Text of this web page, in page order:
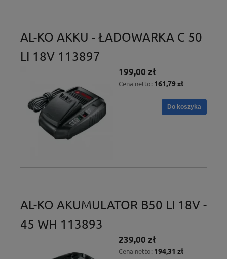
AL-KO AKKU - ŁADOWARKA C 50
LI 18V 113897
199,00 zł
Cena netto: 161,79 zł
Do koszyka
AL-KO AKUMULATOR B50 LI 18V -
45 WH 113893
239,00 zł
Cena netto: 194,31 zł